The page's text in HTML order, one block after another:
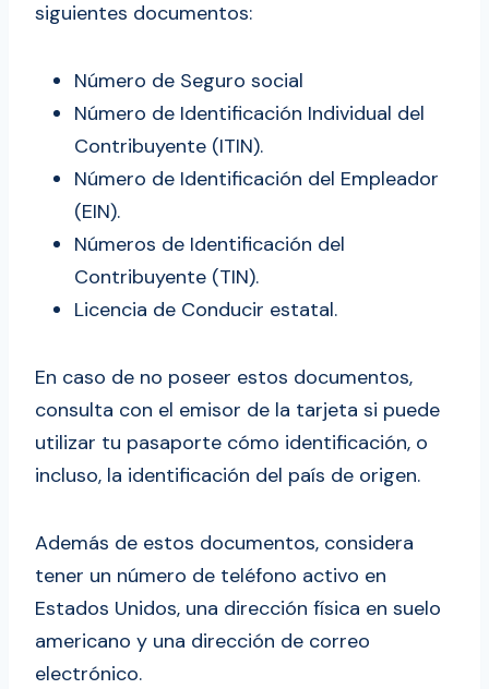
siguientes documentos:
Número de Seguro social
Número de Identificación Individual del
Contribuyente (ITIN).
Número de Identificación del Empleador
(EIN).
Números de Identificación del
Contribuyente (TIN).
Licencia de Conducir estatal.
En caso de no poseer estos documentos,
consulta con el emisor de la tarjeta si puede
utilizar tu pasaporte cómo identificación, o
incluso, la identificación del país de origen.
Además de estos documentos, considera
tener un número de teléfono activo en
Estados Unidos, una dirección física en suelo
americano y una dirección de correo
electrónico.